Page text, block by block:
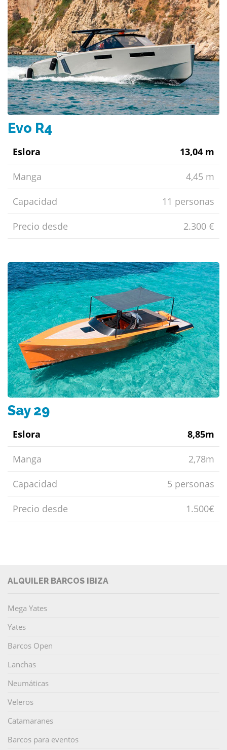
Evo R4
Eslora 13,04 m
Manga 4,45 m
Capacidad 11 personas
Precio desde 2.300 €
Say 29
Eslora 8,85m
Manga 2,78m
Capacidad 5 personas
Precio desde 1.500€
ALQUILER BARCOS IBIZA
Mega Yates
Yates
Barcos Open
Lanchas
Neumáticas
Veleros
Catamaranes
Barcos para eventos